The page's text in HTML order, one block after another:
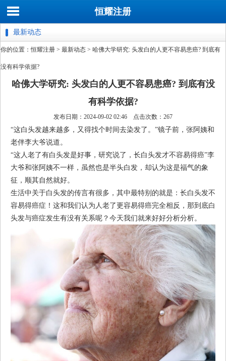
恒耀注册
最新动态
你的位置：恒耀注册 > 最新动态 > 哈佛大学研究: 头发白的人更不容易患癌? 到底有
没有科学依据?
哈佛大学研究: 头发白的人更不容易患癌? 到底有没
有科学依据?
发布日期：2024-09-02 02:46 点击次数：267
“这白头发越来越多，又得找个时间去染发了。”镜子前，张阿姨和
老伴李大爷说道。
“这人老了有白头发是好事，研究说了，长白头发才不容易得癌”李
大爷和张阿姨不一样，虽然也是半头白发，却认为这是福气的象
征，顺其自然就好。
生活中关于白头发的传言有很多，其中最特别的就是：长白头发不
容易得癌症！这和我们认为人老了更容易得癌完全相反，那到底白
头发与癌症发生有没有关系呢？今天我们就来好好分析分析。